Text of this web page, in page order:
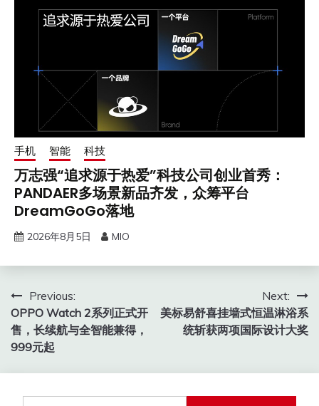
手机 智能 科技
万志强“追求源于热爱”科技公司创业首秀：
PANDAER多场景新品齐发，众筹平台
DreamGoGo落地
2026年8月5日 MIO
文
章
导
航
Previous:
OPPO Watch 2系列正式开
售，长续航与全智能兼得，
999元起
Next:
美标易舒喜挂墙式恒温淋浴系
统斩获两项国际设计大奖